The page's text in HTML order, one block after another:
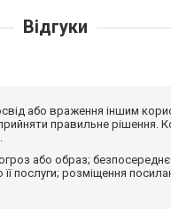
Відгуки
або враження іншим
правильне рішення.
або образ;
послуги; розміщення